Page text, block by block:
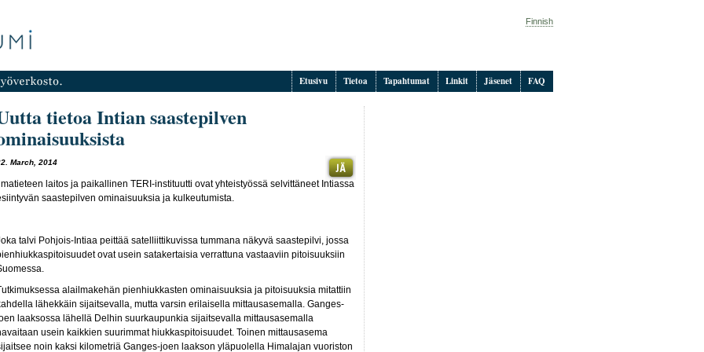
Finnish
FAQ
Jäsenet
Linkit
Tapahtumat
Tietoa
Etusivu
tietoa Intian saastepilven
March, 2014
laitos ja paikallinen TERI-instituutti ovat yhteistyössä selvittäneet Intiassa
saastepilven ominaisuuksia ja kulkeutumista.
talvi Pohjois-Intiaa peittää satelliittikuvissa tummana näkyvä saastepilvi, jossa
ovat usein satakertaisia verrattuna vastaaviin pitoisuuksiin
alailmakehän pienhiukkasten ominaisuuksia ja pitoisuuksia mitattiin
lähekkäin sijaitsevalla, mutta varsin erilaisella mittausasemalla. Ganges-
laaksossa lähellä Delhin suurkaupunkia sijaitsevalla mittausasemalla
usein kaikkien suurimmat hiukkaspitoisuudet. Toinen mittausasema
noin kaksi kilometriä Ganges-joen laakson yläpuolella Himalajan vuoriston